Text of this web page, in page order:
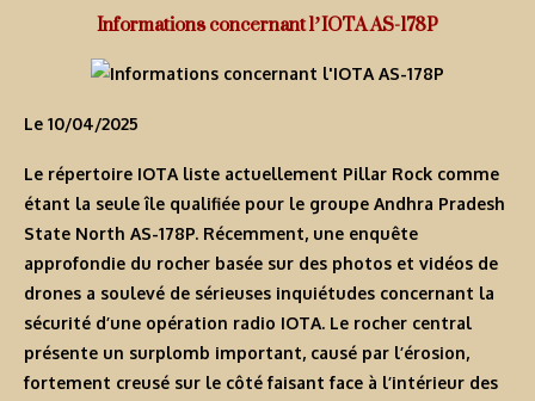
Informations concernant l’IOTA AS-178P
Le 10/04/2025
Le répertoire IOTA liste actuellement Pillar Rock comme
étant la seule île qualifiée pour le groupe Andhra Pradesh
State North AS-178P. Récemment, une enquête
approfondie du rocher basée sur des photos et vidéos de
drones a soulevé de sérieuses inquiétudes concernant la
sécurité d’une opération radio IOTA. Le rocher central
présente un surplomb important, causé par l’érosion,
fortement creusé sur le côté faisant face à l’intérieur des